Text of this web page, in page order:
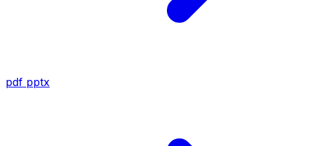
pdf pptx